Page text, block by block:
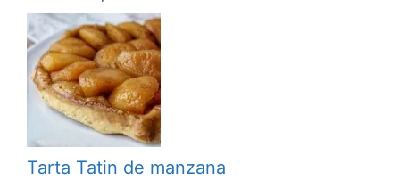
Tarta Tatin de manzana